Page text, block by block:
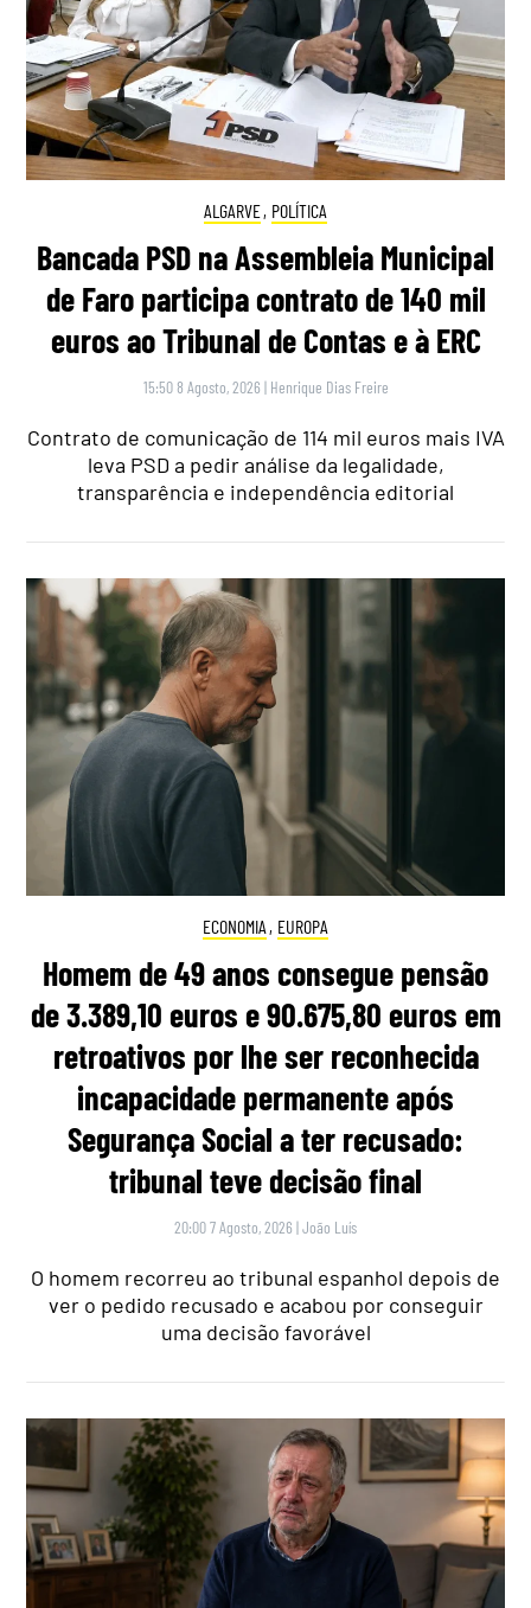
ALGARVE, POLÍTICA
Bancada PSD na Assembleia Municipal
de Faro participa contrato de 140 mil
euros ao Tribunal de Contas e à ERC
15:50 8 Agosto, 2026 | Henrique Dias Freire
Contrato de comunicação de 114 mil euros mais IVA
leva PSD a pedir análise da legalidade,
transparência e independência editorial
ECONOMIA , EUROPA
Homem de 49 anos consegue pensão
de 3.389,10 euros e 90.675,80 euros em
retroativos por lhe ser reconhecida
incapacidade permanente após
Segurança Social a ter recusado:
tribunal teve decisão final
20:00 7 Agosto, 2026 |João Luís
O homem recorreu ao tribunal espanhol depois de
ver o pedido recusado e acabou por conseguir
uma decisão favorável